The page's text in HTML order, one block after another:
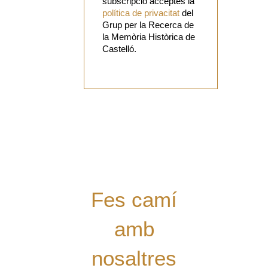
política de privacitat del
Grup per la Recerca de
la Memòria Històrica de
Castelló.
Fes camí
amb
nosaltres